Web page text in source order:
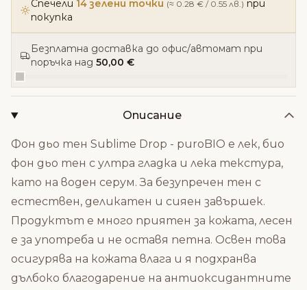
Спечели 14 зелени точки (≈ 0.28 € / 0.55 лв.) при
покупка
Безплатна доставка до офис/автомат при
поръчка над 50,00 €
Описание
Фон дьо тен Sublime Drop - puroBIO е лек, био
фон дьо тен с ултра гладка и лека текстура,
като на воден серум. За безупречен тен с
естествен, деликатен и сияен завършек.
Продуктът е много приятен за кожата, лесен
е за употреба и не оставя петна. Освен това
осигурява на кожата влага и я подхранва
дълбоко благодарение на антиоксидантните